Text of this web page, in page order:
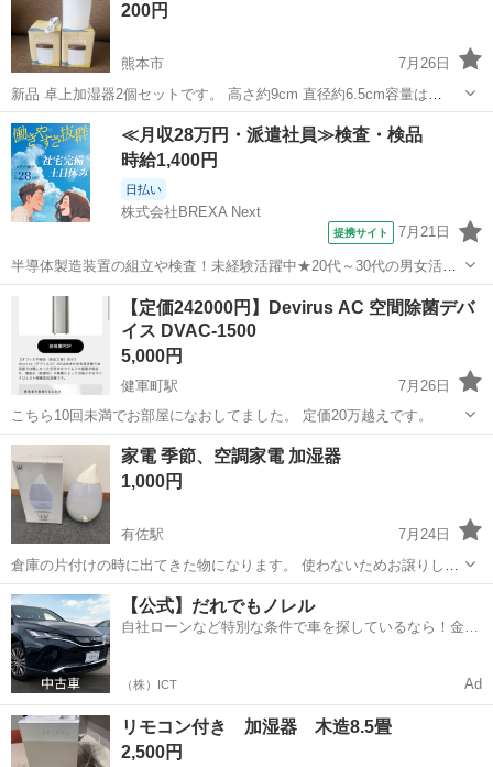
200円
熊本市
7月26日
新品 卓上加湿器2個セットです。 高さ約9cm 直径約6.5cm容量は
200mlです。 近くで受け渡し可能な方で
熊本 熊本市 季節、空調家電
≪月収28万円・派遣社員≫検査・検品
時給1,400円
日払い
株式会社BREXA Next
提携サイト 7月21日
半導体製造装置の組立や検査！未経験活躍中★20代～30代の男女活躍
中★ワンルーム寮完備！赴任旅費会社負担！マイカー通勤OK！無料駐
車場あり！正社員登用あり！《熊本県菊池郡大津町》 人気の工場のお
仕事 ◇半導体製造装置の組立...
熊本 その他
【定価242000円】Devirus AC 空間除菌デバ
イス DVAC-1500
5,000円
健軍町駅
7月26日
こちら10回未満でお部屋になおしてました。 定価20万越えです。
熊本 上益城郡 健軍町駅 季節、空調家電
家電 季節、空調家電 加湿器
1,000円
有佐駅
7月24日
倉庫の片付けの時に出てきた物になります。 使わないためお譲りしま
す。
熊本 八代市 有佐駅 季節、空調家電
【公式】だれでもノレル
自社ローンなど特別な条件で車を探しているなら！金利
（株）ICT Ad
リモコン付き 加湿器 木造8.5畳
2,500円